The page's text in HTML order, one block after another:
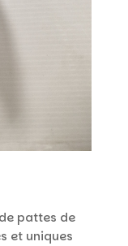
pattes de
et uniques